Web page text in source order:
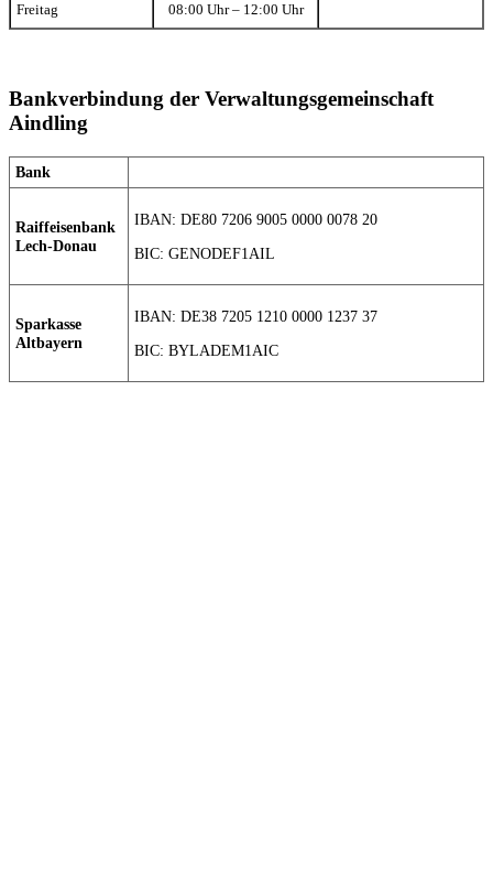
Freitag 08:00 Uhr – 12:00 Uhr
Bankverbindung der Verwaltungsgemeinschaft
Aindling
Bank
Raiffeisenbank
Lech-Donau
IBAN: DE80 7206 9005 0000 0078 20
BIC: GENODEF1AIL
Sparkasse
Altbayern
IBAN: DE38 7205 1210 0000 1237 37
BIC: BYLADEM1AIC